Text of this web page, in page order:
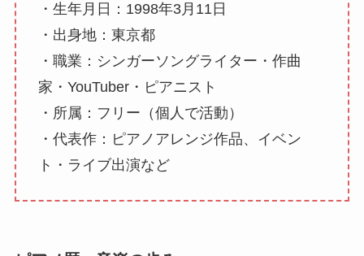
・生年月日：1998年3月11日
・出身地：東京都
・職業：シンガーソングライター・作曲
家・YouTuber・ピアニスト
・所属：フリー（個人で活動）
・代表作：ピアノアレンジ作品、イベン
ト・ライブ出演など